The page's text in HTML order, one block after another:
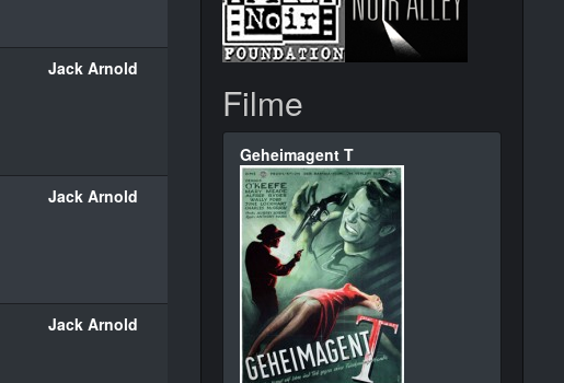
Jack Arnold
Jack Arnold
Jack Arnold
Filme
Geheimagent T